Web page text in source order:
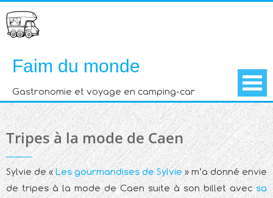
to
content
Faim du monde
Gastronomie et voyage en camping-car
Tripes à la mode de Caen
Sylvie de «Les gourmandises de Sylvie» m’a donné envie
de tripes à la mode de Caen suite à son billet avecsa